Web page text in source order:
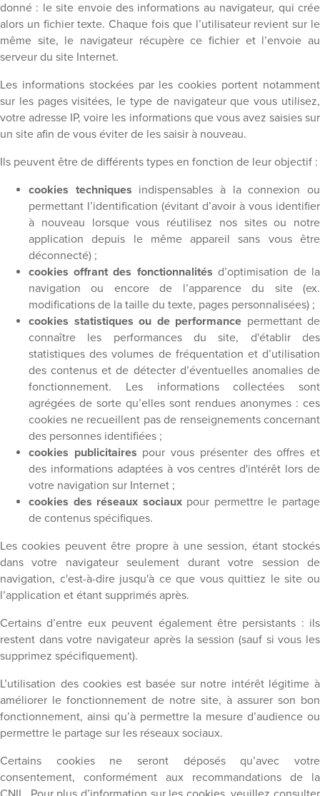
donné : le site envoie des informations au navigateur, qui crée
alors un fichier texte. Chaque fois que l’utilisateur revient sur le
même site, le navigateur récupère ce fichier et l’envoie au
serveur du site Internet.
Les informations stockées par les cookies portent notamment
sur les pages visitées, le type de navigateur que vous utilisez,
votre adresse IP, voire les informations que vous avez saisies sur
un site afin de vous éviter de les saisir à nouveau.
Ils peuvent être de différents types en fonction de leur objectif :
cookies techniques indispensables à la connexion ou
permettant l’identification (évitant d’avoir à vous identifier
à nouveau lorsque vous réutilisez nos sites ou notre
application depuis le même appareil sans vous être
déconnecté) ;
cookies offrant des fonctionnalités d’optimisation de la
navigation ou encore de l’apparence du site (ex.
modifications de la taille du texte, pages personnalisées) ;
cookies statistiques ou de performance permettant de
connaître les performances du site, d'établir des
statistiques des volumes de fréquentation et d’utilisation
des contenus et de détecter d’éventuelles anomalies de
fonctionnement. Les informations collectées sont
agrégées de sorte qu’elles sont rendues anonymes : ces
cookies ne recueillent pas de renseignements concernant
des personnes identifiées ;
cookies publicitaires pour vous présenter des offres et
des informations adaptées à vos centres d'intérêt lors de
votre navigation sur Internet ;
cookies des réseaux sociauxpour permettre le partage
de contenus spécifiques.
Les cookies peuvent être propre à une session, étant stockés
dans votre navigateur seulement durant votre session de
navigation, c'est-à-dire jusqu'à ce que vous quittiez le site ou
l’application et étant supprimés après.
Certains d’entre eux peuvent également être persistants : ils
restent dans votre navigateur après la session (sauf si vous les
supprimez spécifiquement).
L’utilisation des cookies est basée sur notre intérêt légitime à
améliorer le fonctionnement de notre site, à assurer son bon
fonctionnement, ainsi qu’à permettre la mesure d’audience ou
permettre le partage sur les réseaux sociaux.
Certains cookies ne seront déposés qu’avec votre
consentement, conformément aux recommandations de la